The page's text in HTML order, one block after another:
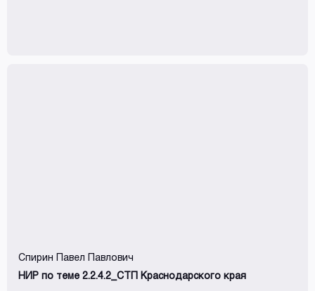
Спирин Павел Павлович
НИР по теме 2.2.4.2_СТП Краснодарского края